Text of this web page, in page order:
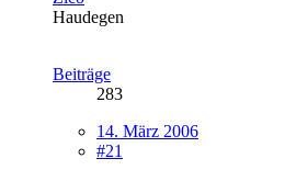
Haudegen
Beiträge
283
14. März 2006
#21